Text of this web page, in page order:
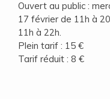
Ouvert au public :
17 février de 11h à
11h à 22h.
Plein tarif : 15 €
Tarif réduit : 8 €